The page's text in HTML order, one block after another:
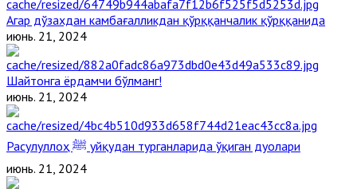
Агар дўзахдан камбағалликдан қўрққанчалик қўрққанида
июнь. 21, 2024
Шайтонга ёрдамчи бўлманг!
июнь. 21, 2024
Расулуллоҳ ﷺ уйқудан турганларида ўқиган дуолари
июнь. 21, 2024